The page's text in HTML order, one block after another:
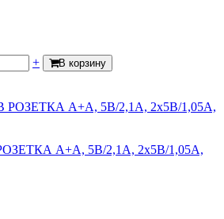
+ В корзину
A+A, 5В/2,1А, 2х5В/1,05А,